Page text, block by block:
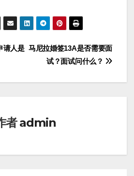
马尼拉婚签13A是否需要面
试？面试问什么？
请人是
者admin